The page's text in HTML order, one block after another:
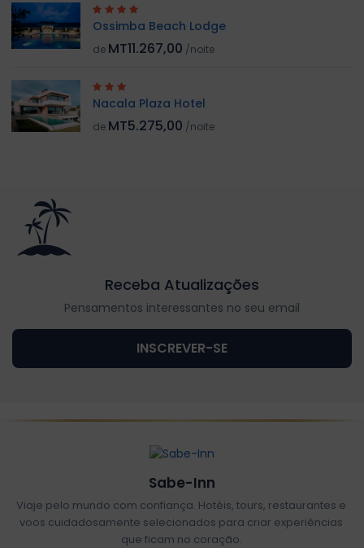
Ossimba Beach Lodge
de MT11.267,00 /noite
Nacala Plaza Hotel
de MT5.275,00 /noite
Receba Atualizações
Pensamentos interessantes no seu email
INSCREVER-SE
Sabe-Inn
Viaje pelo mundo com confiança. Hotéis, tours, restaurantes e
voos cuidadosamente selecionados para criar experiências
que ficam no coração.